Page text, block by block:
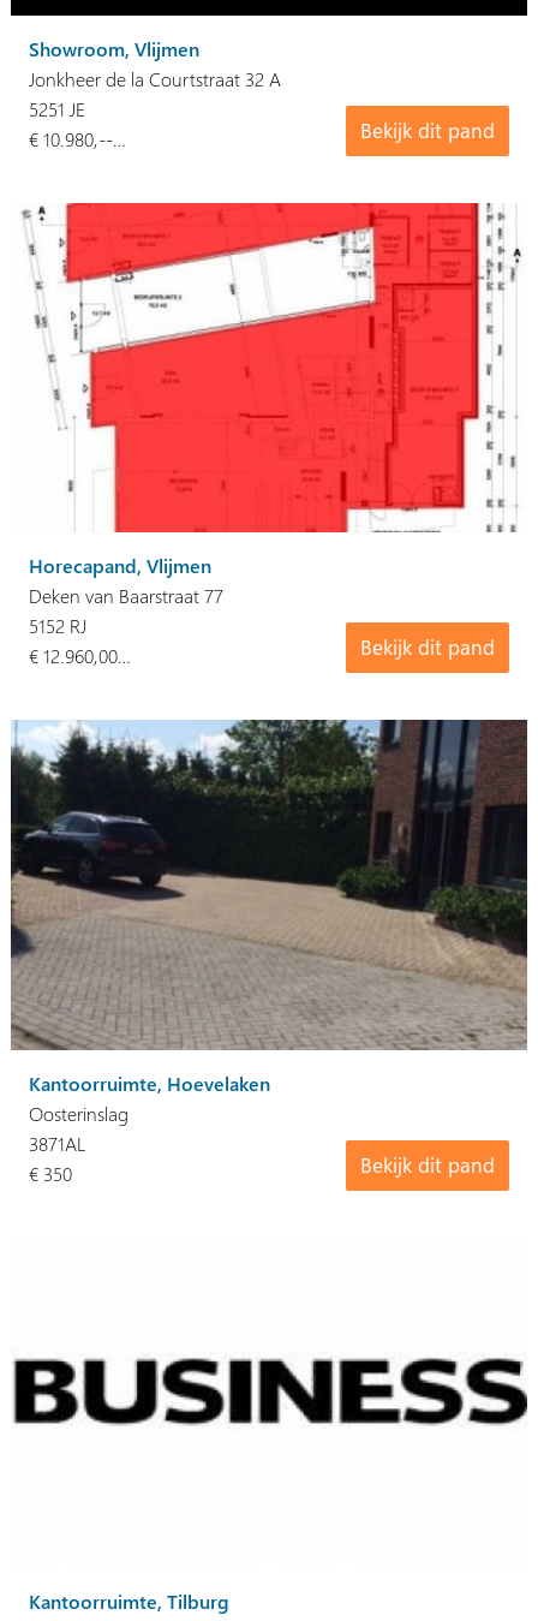
Showroom, Vlijmen
Jonkheer de la Courtstraat 32 A
Bekijk dit pand
5251 JE
€ 10.980,--…
Horecapand, Vlijmen
Deken van Baarstraat 77
Bekijk dit pand
5152 RJ
€ 12.960,00…
Kantoorruimte, Hoevelaken
Oosterinslag
Bekijk dit pand
3871AL
€ 350
Kantoorruimte, Tilburg